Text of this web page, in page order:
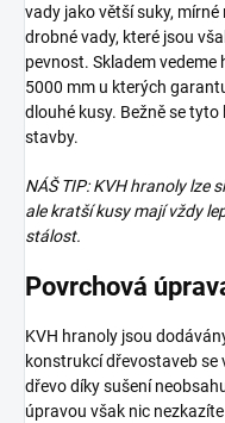
vady jako větší suky,
drobné vady, které jsou
pevnost. Skladem
5000 mm u kterých
dlouhé kusy. Bežně se
stavby.
NÁŠ TIP: KVH hranoly lze
ale kratší kusy mají vždy
stálost.
Povrchová
KVH hranoly jsou
konstrukcí dřevostaveb se
dřevo díky sušení
úpravou však nic